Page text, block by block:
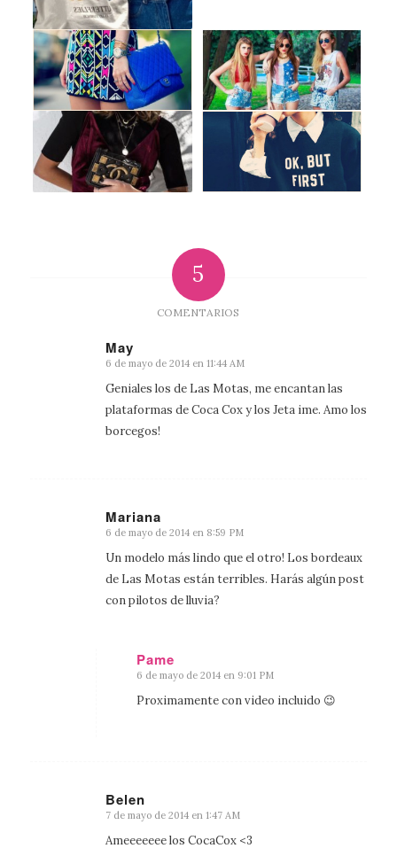
5
COMENTARIOS
May
Dice:
6 de mayo de 2014 en 11:44 AM
Geniales los de Las Motas, me encantan las
plataformas de Coca Cox y los Jeta ime. Amo los
borcegos!
Mariana
Dice:
6 de mayo de 2014 en 8:59 PM
Un modelo más lindo que el otro! Los bordeaux
de Las Motas están terribles. Harás algún post
con pilotos de lluvia?
Pame
Dice:
6 de mayo de 2014 en 9:01 PM
Proximamente con video incluido 😉
Belen
Dice:
7 de mayo de 2014 en 1:47 AM
Ameeeeeee los CocaCox <3